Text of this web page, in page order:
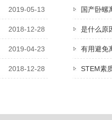
2019-05-13 国产卧螺
2018-12-28 是什么原
2019-04-23 有用避免
2018-12-28 STEM素